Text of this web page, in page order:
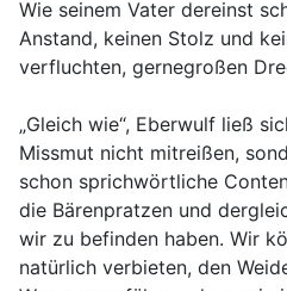
Wie seinem Vater dereinst
Anstand, keinen Stolz und
verfluchten, gernegroßen
„Gleich wie“, Eberwulf ließ
Missmut nicht mitreißen,
schon sprichwörtliche
die Bärenpratzen und
wir zu befinden haben. Wir
natürlich verbieten, den